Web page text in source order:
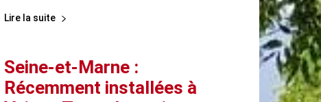
Lire la suite
Seine-et-Marne :
Récemment installées à